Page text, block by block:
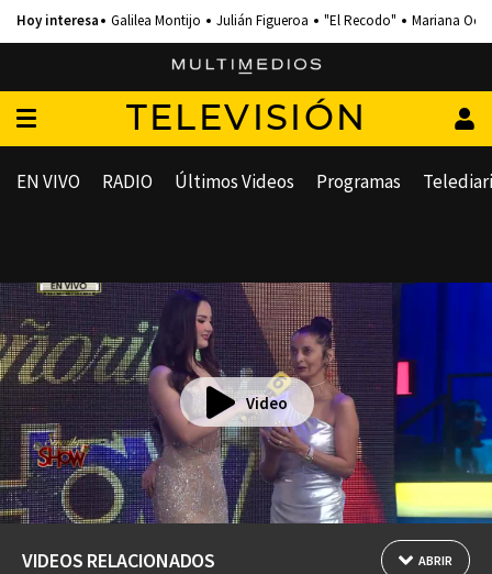
Galilea Montijo Julián Figueroa "El Recodo" Mariana
TELEVISIÓN
EN VIVO RADIO Últimos Videos Programas
Video
VIDEOS RELACIONADOS ABRIR